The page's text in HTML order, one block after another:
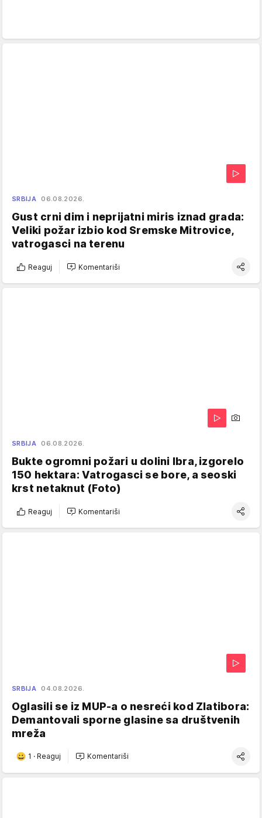
SRBIJA 06.08.2026.
Gust crni dim i neprijatni miris iznad grada:
Veliki požar izbio kod Sremske Mitrovice,
vatrogasci na terenu
Reaguj Komentariši
SRBIJA 06.08.2026.
Bukte ogromni požari u dolini Ibra, izgorelo
150 hektara: Vatrogasci se bore, a seoski
krst netaknut (Foto)
Reaguj Komentariši
SRBIJA 04.08.2026.
Oglasili se iz MUP-a o nesreći kod Zlatibora:
Demantovali sporne glasine sa društvenih
mreža
1 · Reaguj Komentariši